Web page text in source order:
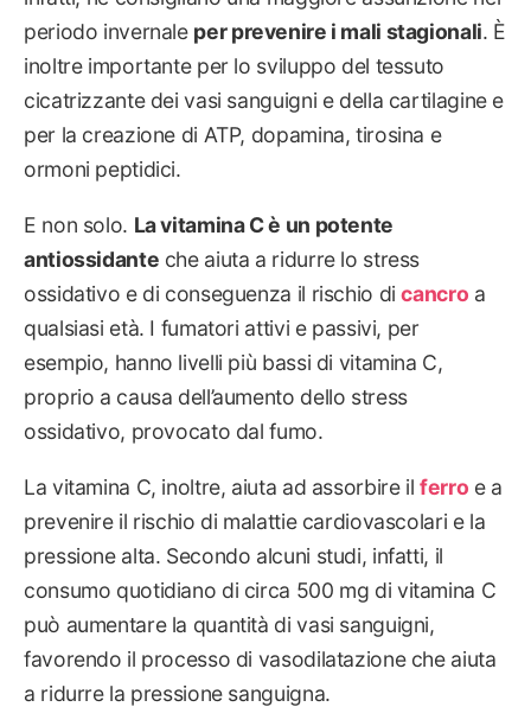
periodo invernale per prevenire i mali stagionali. È
inoltre importante per lo sviluppo del tessuto
cicatrizzante dei vasi sanguigni e della cartilagine e
per la creazione di ATP, dopamina, tirosina e
ormoni peptidici.
E non solo. La vitamina C è un potente
antiossidante che aiuta a ridurre lo stress
ossidativo e di conseguenza il rischio dicancro a
qualsiasi età. I fumatori attivi e passivi, per
esempio, hanno livelli più bassi di vitamina C,
proprio a causa dell’aumento dello stress
ossidativo, provocato dal fumo.
La vitamina C, inoltre, aiuta ad assorbire il ferro e a
prevenire il rischio di malattie cardiovascolari e la
pressione alta. Secondo alcuni studi, infatti, il
consumo quotidiano di circa 500 mg di vitamina C
può aumentare la quantità di vasi sanguigni,
favorendo il processo di vasodilatazione che aiuta
a ridurre la pressione sanguigna.